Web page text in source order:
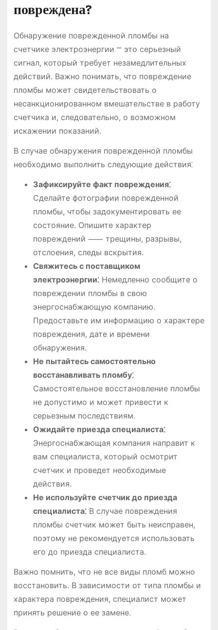
повреждена?
Обнаружение поврежденной пломбы на
счетчике электроэнергии ⎻ это серьезный
сигнал, который требует незамедлительных
действий. Важно понимать, что повреждение
пломбы может свидетельствовать о
несанкционированном вмешательстве в работу
счетчика и, следовательно, о возможном
искажении показаний.
В случае обнаружения поврежденной пломбы
необходимо выполнить следующие действия⁚
Зафиксируйте факт повреждения⁚
Сделайте фотографии поврежденной
пломбы, чтобы задокументировать ее
состояние. Опишите характер
повреждений ⸺ трещины, разрывы,
отслоения, следы вскрытия.
Свяжитесь с поставщиком
электроэнергии⁚Немедленно сообщите о
повреждении пломбы в свою
энергоснабжающую компанию.
Предоставьте им информацию о характере
повреждения, дате и времени
обнаружения.
Не пытайтесь самостоятельно
восстанавливать пломбу⁚
Самостоятельное восстановление пломбы
не допустимо и может привести к
серьезным последствиям.
Ожидайте приезда специалиста⁚
Энергоснабжающая компания направит к
вам специалиста, который осмотрит
счетчик и проведет необходимые
действия.
Не используйте счетчик до приезда
специалиста⁚В случае повреждения
пломбы счетчик может быть неисправен,
поэтому не рекомендуется использовать
его до приезда специалиста.
Важно помнить, что не все виды пломб можно
восстановить. В зависимости от типа пломбы и
характера повреждения, специалист может
принять решение о ее замене.